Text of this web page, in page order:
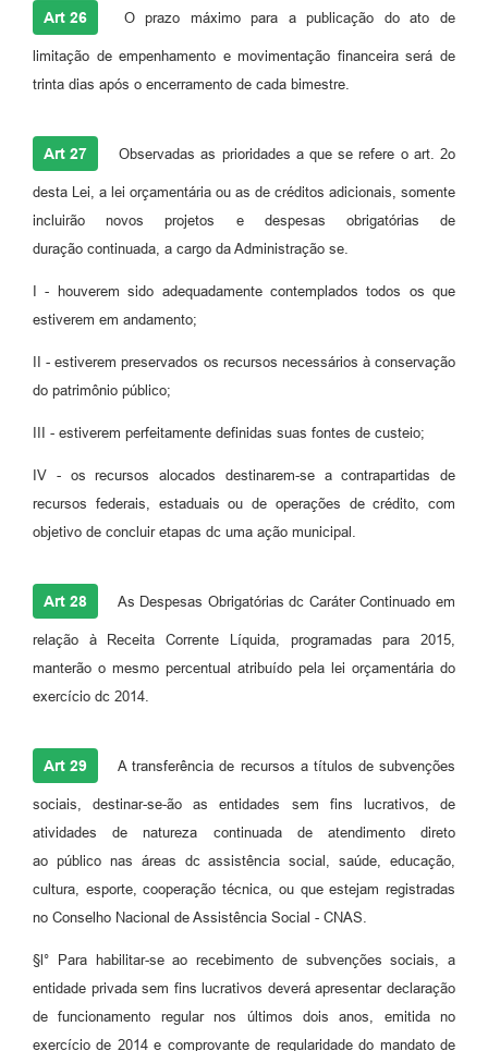
Art 26 O prazo máximo para a publicação do ato de
limitação de empenhamento e movimentação financeira será de
trinta dias após o encerramento de cada bimestre.
Art 27 Observadas as prioridades a que se refere o art. 2o
desta Lei, a lei orçamentária ou as de créditos adicionais, somente
incluirão novos projetos e despesas obrigatórias de
duração continuada, a cargo da Administração se.
I - houverem sido adequadamente contemplados todos os que
estiverem em andamento;
II - estiverem preservados os recursos necessários à conservação
do patrimônio público;
III - estiverem perfeitamente definidas suas fontes de custeio;
IV - os recursos alocados destinarem-se a contrapartidas de
recursos federais, estaduais ou de operações de crédito, com
objetivo de concluir etapas dc uma ação municipal.
Art 28 As Despesas Obrigatórias dc Caráter Continuado em
relação à Receita Corrente Líquida, programadas para 2015,
manterão o mesmo percentual atribuído pela lei orçamentária do
exercício dc 2014.
Art 29 A transferência de recursos a títulos de subvenções
sociais, destinar-se-ão as entidades sem fins lucrativos, de
atividades de natureza continuada de atendimento direto
ao público nas áreas dc assistência social, saúde, educação,
cultura, esporte, cooperação técnica, ou que estejam registradas
no Conselho Nacional de Assistência Social - CNAS.
§l° Para habilitar-se ao recebimento de subvenções sociais, a
entidade privada sem fins lucrativos deverá apresentar declaração
de funcionamento regular nos últimos dois anos, emitida no
exercício de 2014 e comprovante de regularidade do mandato de